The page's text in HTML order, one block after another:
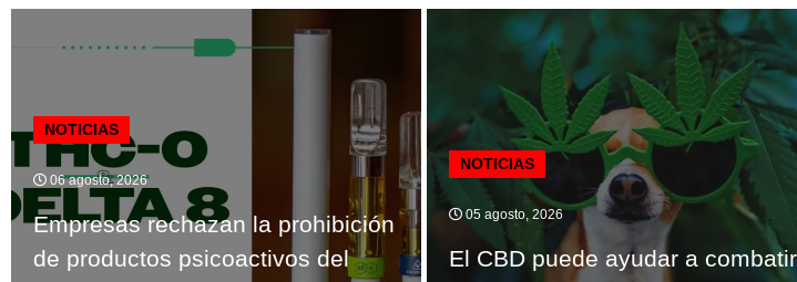
NOTICIAS
06 agosto, 2026
Empresas rechazan la prohibición
de productos psicoactivos del
NOTICIAS
05 agosto, 2026
El CBD puede ayudar a combatir